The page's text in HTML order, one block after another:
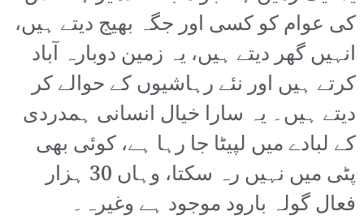
کی عوام کو کسی اور جگہ بھیج دیتے ہیں،
انہیں گھر دیتے ہیں، یہ زمین دوبارہ آباد
کرتے ہیں اور نئے رہاشیوں کے حوالے کر
دیتے ہیں۔ یہ سارا خیال انسانی ہمدردی
کے لبادے میں لپیٹا جا رہا ہے، کوئی بھی
پٹی میں نہیں رہ سکتا، وہاں 30 ہزار
فعال گولہ بارود موجود ہے وغیرہ۔